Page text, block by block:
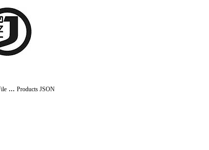
... Products JSON